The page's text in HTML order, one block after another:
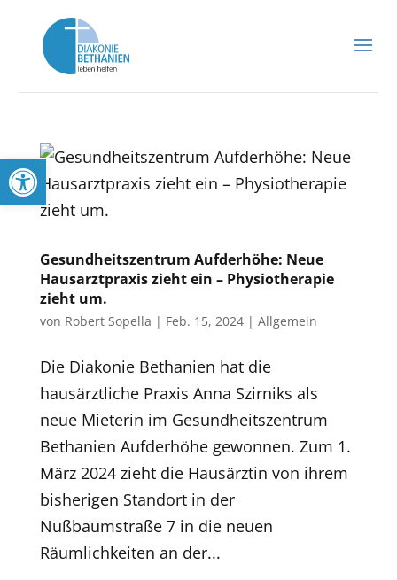
Werkzeugleiste öffnen
Gesundheitszentrum Aufderhöhe: Neue
Hausarztpraxis zieht ein – Physiotherapie
zieht um.
von Robert Sopella | Feb. 15, 2024| Allgemein
Die Diakonie Bethanien hat die
hausärztliche Praxis Anna Szirniks als
neue Mieterin im Gesundheitszentrum
Bethanien Aufderhöhe gewonnen. Zum 1.
März 2024 zieht die Hausärztin von ihrem
bisherigen Standort in der
Nußbaumstraße 7 in die neuen
Räumlichkeiten an der...